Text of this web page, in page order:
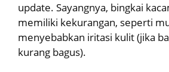
update. Sayangnya, bingkai
memiliki kekurangan, seperti
menyebabkan iritasi kulit (jika
kurang bagus).